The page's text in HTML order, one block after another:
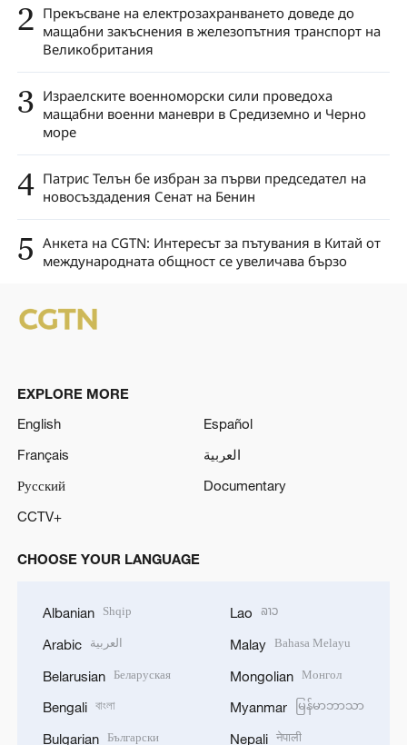
2 Прекъсване на електрозахранването доведе до
мащабни закъснения в железопътния транспорт на
Великобритания
3 Израелските военноморски сили проведоха
мащабни военни маневри в Средиземно и Черно
море
4 Патрис Телън бе избран за първи председател на
новосъздадения Сенат на Бенин
5 Анкета на CGTN: Интересът за пътувания в Китай от
международната общност се увеличава бързо
EXPLORE MORE
English
Español
Français
العربية
Русский
Documentary
CCTV+
CHOOSE YOUR LANGUAGE
Albanian Shqip
Arabic العربية
Belarusian Беларуская
Bengali বাংলা
Bulgarian Български
Lao ລາວ
Malay Bahasa Melayu
Mongolian Монгол
Myanmar မြန်မာဘာသာ
Nepali नेपाली